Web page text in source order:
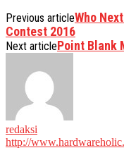
Previous articleWho
Contest 2016
Next articlePoint Blank
redaksi
http://